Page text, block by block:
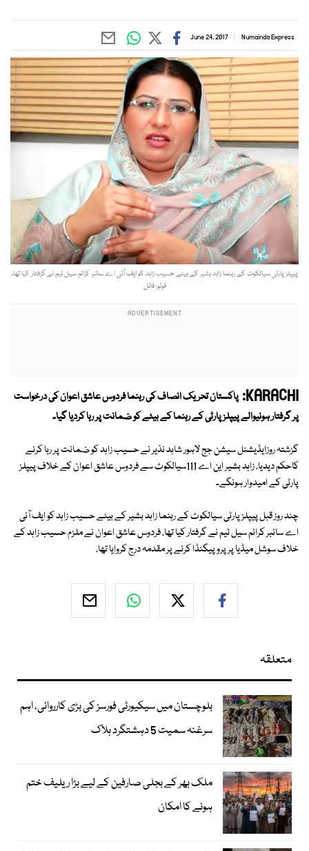
Numainda Express
June 24, 2017
پیپلز پارٹی سیالکوٹ کے رہنما زاہد بشیر کے بیٹے حسیب زاہد کو ایف آئی اے سائبر کرائم سیل ٹیم نے گرفتار کیا تھا۔
فوٹو: فائل
KARACHI: پاکستان تحریک انصاف کی رہنما فردوس عاشق اعوان کی درخواست
پر گرفتار ہونیوالے پیپلز پارٹی کے رہنما کے بیٹے کو ضمانت پر رہا کردیا گیا۔
گزشتہ روزایڈیشنل سیشن جج لاہور شاہد نذیر نے حسیب زاہد کو ضمانت پر رہا کرنے
کاحکم دیدیا، زاہد بشیر این اے 111سیالکوٹ سے فردوس عاشق اعوان کے خلاف پیپلز
پارٹی کے امیدوار ہونگے۔
چند روز قبل پیپلز پارٹی سیالکوٹ کے رہنما زاہد بشیر کے بیٹے حسیب زاہد کو ایف آئی
اے سائبر کرائم سیل ٹیم نے گرفتار کیا تھا، فردوس عاشق اعوان نے ملزم حسیب زاہد کے
خلاف سوشل میڈیا پر پروپیگنڈا کرنے پر مقدمہ درج کروایا تھا،
متعلقہ
بلوچستان میں سیکیورٹی فورسز کی بڑی کارروائی، اہم
سرغنہ سمیت 5 دہشتگرد ہلاک
ملک بھر کے بجلی صارفین کے لیے بڑا ریلیف ختم
ہونے کا امکان